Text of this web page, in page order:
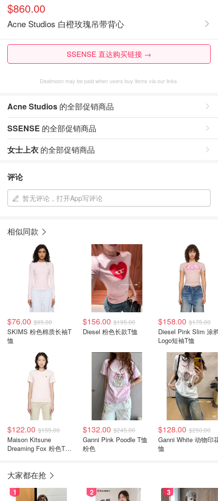
$860.00
Acne Studios 白橙玫瑰吊带背心
SSENSE 直达购买链接 →
Dealmoon may be paid when users buy items via our links.
Acne Studios 的全部促销商品
SSENSE 的全部促销商品
女士上衣 的全部促销商品
评论
暂无评论，打开App写评论
相似同款
$76.00 $95.00
SKIMS 粉色棉质长袖T
恤
$156.00 $195.00
Diesel 粉色长款T恤
$158.00 $175.00
Diesel Pink Slim 涂
Logo短袖T恤
$122.00 $155.00
Maison Kitsune
Dreaming Fox 粉色T恤
$132.00 $245.00
Ganni Pink Poodle T恤
粉色
$128.00 $250.00
Ganni White 动物印
恤
大家都在抢
1 2 3